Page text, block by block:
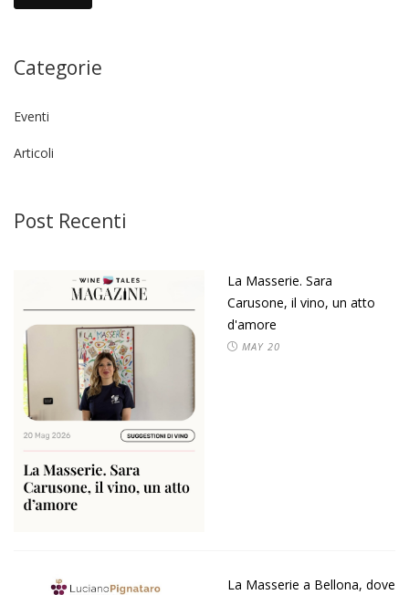
Categorie
Eventi
Articoli
Post Recenti
La Masserie. Sara
Carusone, il vino, un atto
d'amore
MAY 20
La Masserie a Bellona, dove